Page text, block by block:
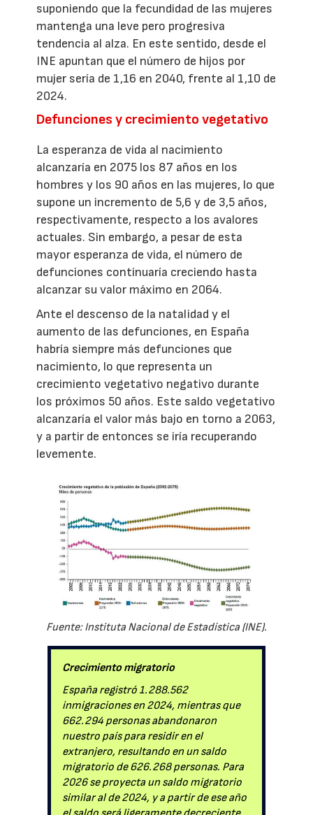
suponiendo que la fecundidad de las mujeres
mantenga una leve pero progresiva
tendencia al alza. En este sentido, desde el
INE apuntan que el número de hijos por
mujer sería de 1,16 en 2040, frente al 1,10 de
2024.
Defunciones y crecimiento vegetativo
La esperanza de vida al nacimiento
alcanzaría en 2075 los 87 años en los
hombres y los 90 años en las mujeres, lo que
supone un incremento de 5,6 y de 3,5 años,
respectivamente, respecto a los avalores
actuales. Sin embargo, a pesar de esta
mayor esperanza de vida, el número de
defunciones continuaría creciendo hasta
alcanzar su valor máximo en 2064.
Ante el descenso de la natalidad y el
aumento de las defunciones, en España
habría siempre más defunciones que
nacimiento, lo que representa un
crecimiento vegetativo negativo durante
los próximos 50 años. Este saldo vegetativo
alcanzaría el valor más bajo en torno a 2063,
y a partir de entonces se iría recuperando
levemente.
Fuente: Instituta Nacional de Estadística (INE).
Crecimiento migratorio
España registró 1.288.562
inmigraciones en 2024, mientras que
662.294 personas abandonaron
nuestro país para residir en el
extranjero, resultando en un saldo
migratorio de 626.268 personas. Para
2026 se proyecta un saldo migratorio
similar al de 2024, y a partir de ese año